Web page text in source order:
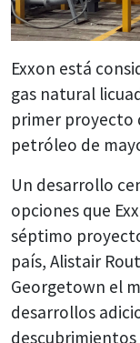
Exxon está
gas natural
primer proyecto
petróleo de
Un desarrollo
opciones que
séptimo
país, Alistair
Georgetown el
desarrollos